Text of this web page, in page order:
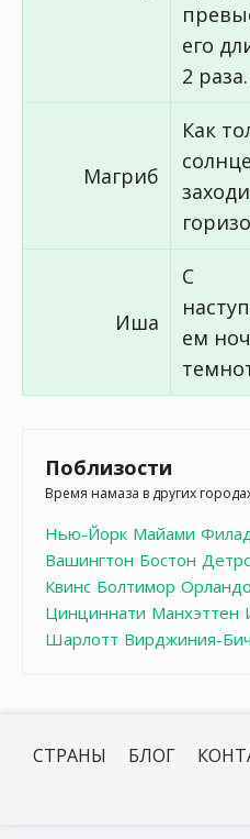
его
2 раза.
Магриб
Как
солнце
Иша
С
ем
Поблизости
Время намаза в других
Нью-Йорк Майами
Вашингтон Бостон
Квинс Болтимор Орландо
Цинциннати Манхэттен
Шарлотт Вирджиния-Бич
СТРАНЫ БЛОГ